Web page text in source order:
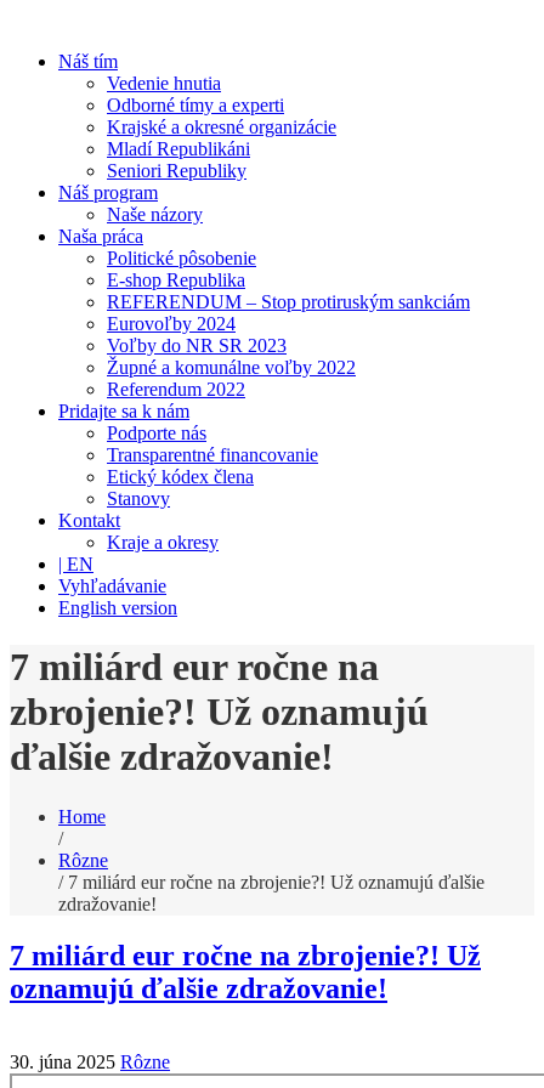
Náš tím
Vedenie hnutia
Odborné tímy a experti
Krajské a okresné organizácie
Mladí Republikáni
Seniori Republiky
Náš program
Naše názory
Naša práca
Politické pôsobenie
E-shop Republika
REFERENDUM – Stop protiruským sankciám
Eurovoľby 2024
Voľby do NR SR 2023
Župné a komunálne voľby 2022
Referendum 2022
Pridajte sa k nám
Podporte nás
Transparentné financovanie
Etický kódex člena
Stanovy
Kontakt
Kraje a okresy
| EN
Vyhľadávanie
English version
7 miliárd eur ročne na
zbrojenie?! Už oznamujú
ďalšie zdražovanie!
Home
/
Rôzne
/ 7 miliárd eur ročne na zbrojenie?! Už oznamujú ďalšie
zdražovanie!
7 miliárd eur ročne na zbrojenie?! Už
oznamujú ďalšie zdražovanie!